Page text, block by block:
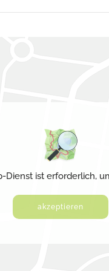
Dienst ist erforderlich,
akzeptieren